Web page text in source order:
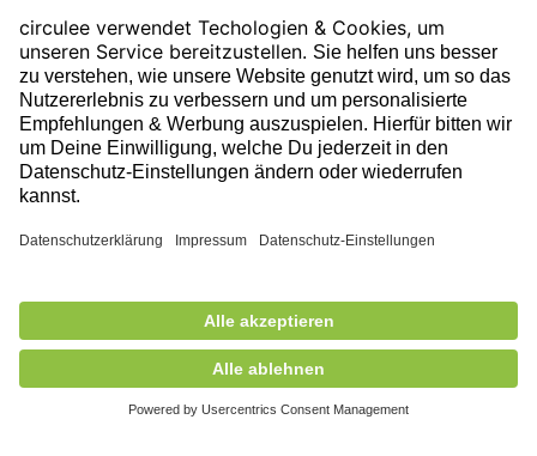
5,90 €
Nicht auf Lager
Folge uns auf unserer Reise!
Ausgezeichnet durch